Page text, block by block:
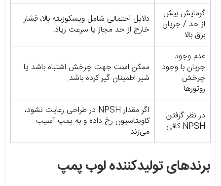
گرمایش بیش
از حد / جریان
برق بالا
دلایل احتمالی شامل ویسکوزیته بالا، فشار
خارج از حد مجاز یا سرعت زیاد.
عدم وجود
جریان با وجود
چرخش
روتورها
ممکن است جهت چرخش اشتباه باشد یا
شیر اطمینان گیر کرده باشد.
در نظر گرفتن
NPSH کافی
اگر مقدار NPSH در طراحی رعایت نشود،
کاویتاسیون رخ داده و به پمپ آسیب
می‌زند.
برندهای تولیدکننده لوب پمپ